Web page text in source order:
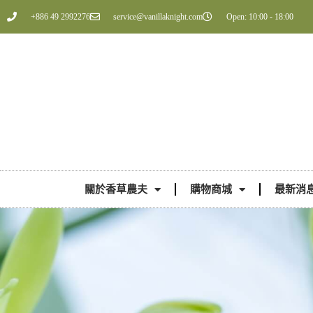
+886 49 2992276 service@vanillaknight.com Open: 10:00 - 18:00
關於香草農夫 購物商城 最新消